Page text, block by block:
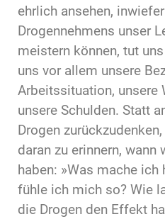
ehrlich ansehen,
Drogennehmens unser
meistern können, tut
uns vor allem unsere
Arbeitssituation, unsere
unsere Schulden. Statt
Drogen
daran zu erinnern,
haben: »Was mache
fühle ich mich so? Wie
die Drogen den Effekt